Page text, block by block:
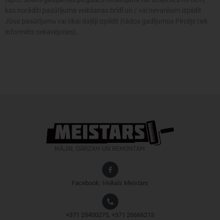
Facebook: Veikals Meistars
+371 25400275, +371 26666213